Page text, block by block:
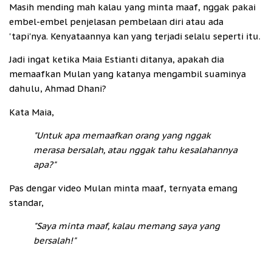
Masih mending mah kalau yang minta maaf, nggak pakai
embel-embel penjelasan pembelaan diri atau ada
'tapi'nya. Kenyataannya kan yang terjadi selalu seperti itu.
Jadi ingat ketika Maia Estianti ditanya, apakah dia
memaafkan Mulan yang katanya mengambil suaminya
dahulu, Ahmad Dhani?
Kata Maia,
"Untuk apa memaafkan orang yang nggak
merasa bersalah, atau nggak tahu kesalahannya
apa?"
Pas dengar video Mulan minta maaf, ternyata emang
standar,
"Saya minta maaf, kalau memang saya yang
bersalah!"